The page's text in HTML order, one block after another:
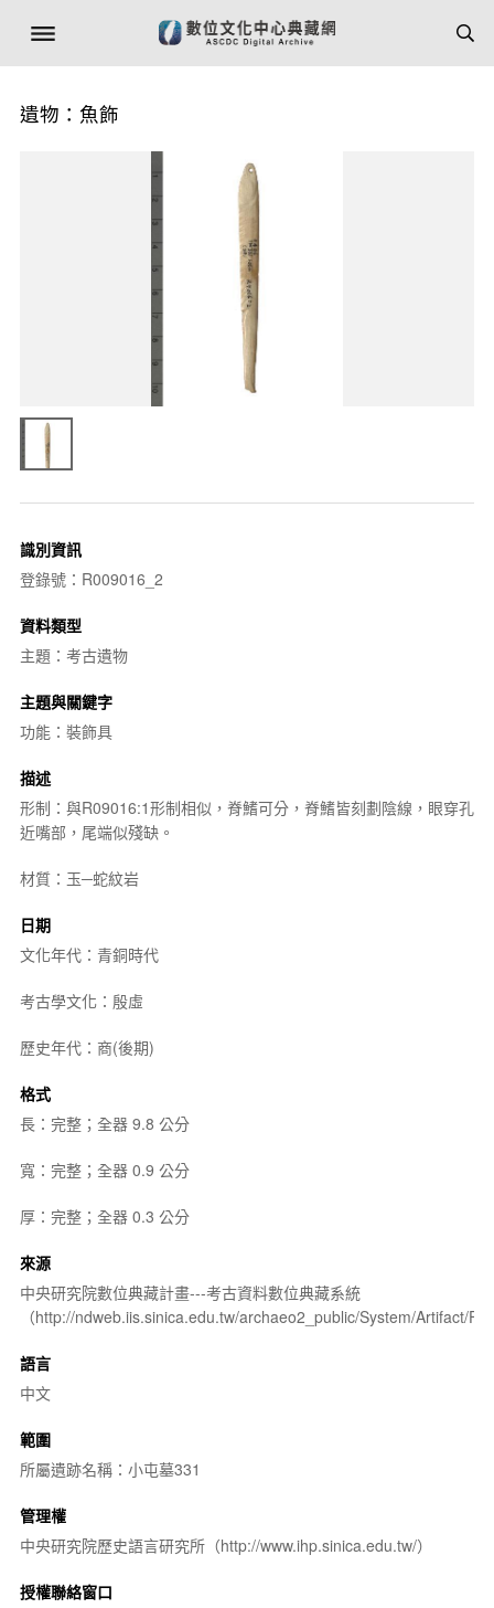
遺物：魚飾
識別資訊
登錄號：R009016_2
資料類型
主題：考古遺物
主題與關鍵字
功能：裝飾具
描述
形制：與R09016:1形制相似，脊鰭可分，脊鰭皆刻劃陰線，眼穿孔
近嘴部，尾端似殘缺。
材質：玉─蛇紋岩
日期
文化年代：青銅時代
考古學文化：殷虛
歷史年代：商(後期)
格式
長：完整；全器 9.8 公分
寬：完整；全器 0.9 公分
厚：完整；全器 0.3 公分
來源
中央研究院數位典藏計畫---考古資料數位典藏系統
（http://ndweb.iis.sinica.edu.tw/archaeo2_public/System/Artifact/
語言
中文
範圍
所屬遺跡名稱：小屯墓331
管理權
中央研究院歷史語言研究所（http://www.ihp.sinica.edu.tw/）
授權聯絡窗口